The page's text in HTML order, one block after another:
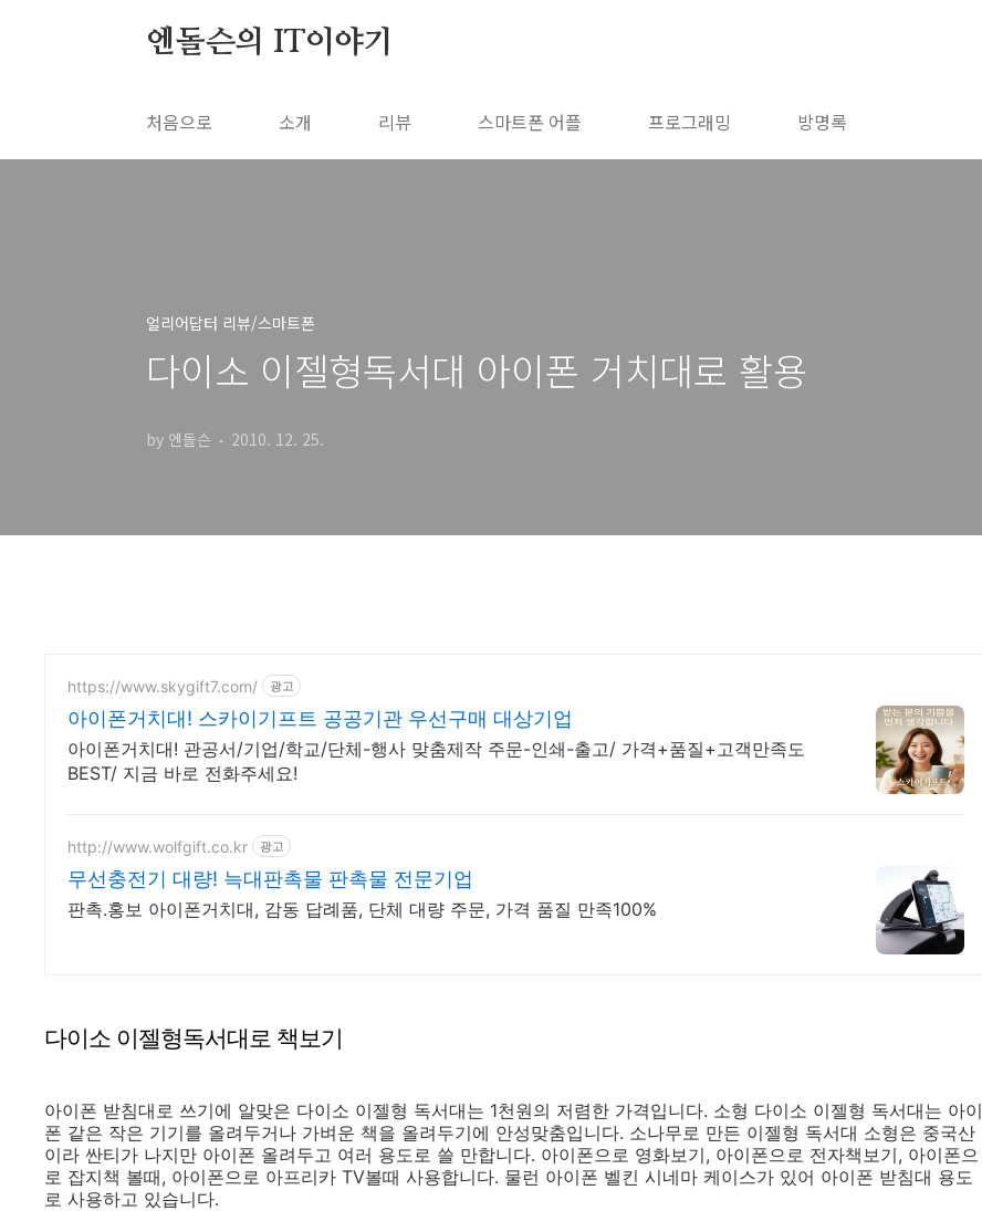
엔돌슨의 IT이야기
처음으로 소개 리뷰 스마트폰 어플 프로그래밍 방명록
얼리어답터 리뷰/스마트폰
다이소 이젤형독서대 아이폰 거치대로 활용
by 엔돌슨 2010. 12. 25.
https://www.skygift7.com/ 광고
아이폰거치대! 스카이기프트 공공기관 우선구매 대상기업
아이폰거치대! 관공서/기업/학교/단체-행사 맞춤제작 주문-인쇄-출고/ 가격+품질+고객만족도
BEST/ 지금 바로 전화주세요!
http://www.wolfgift.co.kr 광고
무선충전기 대량! 늑대판촉물 판촉물 전문기업
판촉.홍보 아이폰거치대, 감동 답례품, 단체 대량 주문, 가격 품질 만족100%
다이소 이젤형독서대로 책보기
아이폰 받침대로 쓰기에 알맞은 다이소 이젤형 독서대는 1천원의 저렴한 가격입니다. 소형 다이소 이젤형 독서대는 아이
폰 같은 작은 기기를 올려두거나 가벼운 책을 올려두기에 안성맞춤입니다. 소나무로 만든 이젤형 독서대 소형은 중국산
이라 싼티가 나지만 아이폰 올려두고 여러 용도로 쓸 만합니다. 아이폰으로 영화보기, 아이폰으로 전자책보기, 아이폰으
로 잡지책 볼때, 아이폰으로 아프리카 TV볼때 사용합니다. 물런 아이폰 벨킨 시네마 케이스가 있어 아이폰 받침대 용도
로 사용하고 있습니다.